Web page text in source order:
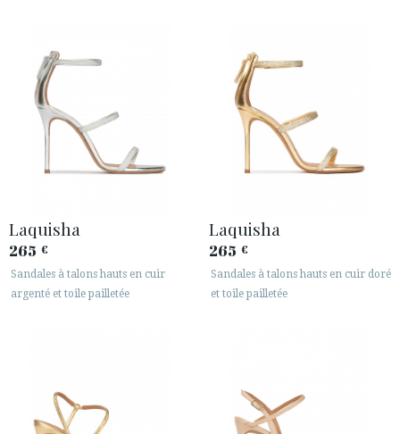
Laquisha
265 €
Sandales à talons hauts en cuir
argenté et toile pailletée
Laquisha
265 €
Sandales à talons hauts en cuir doré
et toile pailletée